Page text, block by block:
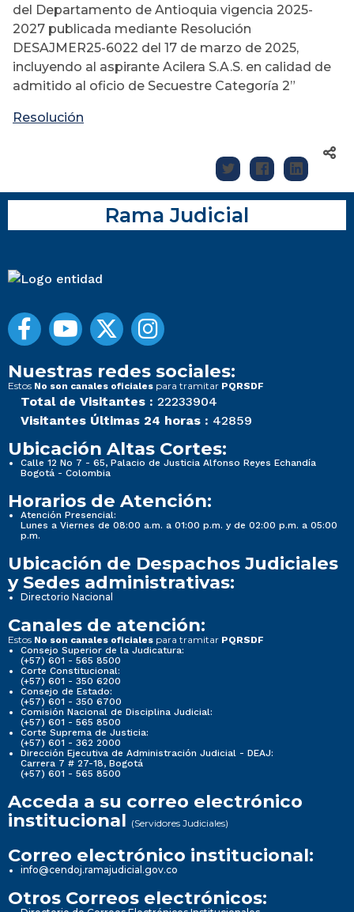
del Departamento de Antioquia vigencia 2025-
2027 publicada mediante Resolución
DESAJMER25-6022 del 17 de marzo de 2025,
incluyendo al aspirante Acilera S.A.S. en calidad de
admitido al oficio de Secuestre Categoría 2”
Resolución
Rama Judicial
Nuestras redes sociales:
Estos No son canales oficiales para tramitar PQRSDF
Total de Visitantes : 22233904
Visitantes Últimas 24 horas : 42859
Ubicación Altas Cortes:
Calle 12 No 7 - 65, Palacio de Justicia Alfonso Reyes Echandía
Bogotá - Colombia
Horarios de Atención:
Atención Presencial:
Lunes a Viernes de 08:00 a.m. a 01:00 p.m. y de 02:00 p.m. a 05:00
p.m.
Ubicación de Despachos Judiciales
y Sedes administrativas:
Directorio Nacional
Canales de atención:
Estos No son canales oficiales para tramitar PQRSDF
Consejo Superior de la Judicatura:
(+57) 601 - 565 8500
Corte Constitucional:
(+57) 601 - 350 6200
Consejo de Estado:
(+57) 601 - 350 6700
Comisión Nacional de Disciplina Judicial:
(+57) 601 - 565 8500
Corte Suprema de Justicia:
(+57) 601 - 362 2000
Dirección Ejecutiva de Administración Judicial - DEAJ:
Carrera 7 # 27-18, Bogotá
(+57) 601 - 565 8500
Acceda a su correo electrónico
institucional (Servidores Judiciales)
Correo electrónico institucional:
info@cendoj.ramajudicial.gov.co
Otros Correos electrónicos: